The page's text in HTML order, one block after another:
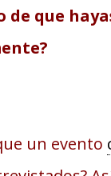
de que
un evento